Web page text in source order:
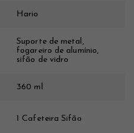
Hario
Suporte de metal,
fogareiro de alumínio,
sifão de vidro
360 ml
1 Cafeteira Sifão